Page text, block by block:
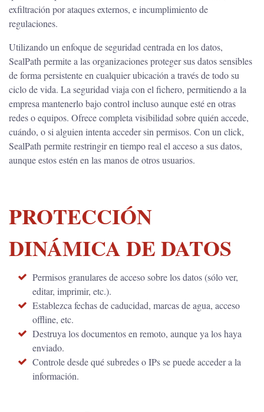
exfiltración por ataques externos, e incumplimiento de
regulaciones.
Utilizando un enfoque de seguridad centrada en los datos,
SealPath permite a las organizaciones proteger sus datos sensibles
de forma persistente en cualquier ubicación a través de todo su
ciclo de vida. La seguridad viaja con el fichero, permitiendo a la
empresa mantenerlo bajo control incluso aunque esté en otras
redes o equipos. Ofrece completa visibilidad sobre quién accede,
cuándo, o si alguien intenta acceder sin permisos. Con un click,
SealPath permite restringir en tiempo real el acceso a sus datos,
aunque estos estén en las manos de otros usuarios.
PROTECCIÓN
DINÁMICA DE DATOS
Permisos granulares de acceso sobre los datos (sólo ver,
editar, imprimir, etc.).
Establezca fechas de caducidad, marcas de agua, acceso
offline, etc.
Destruya los documentos en remoto, aunque ya los haya
enviado.
Controle desde qué subredes o IPs se puede acceder a la
información.